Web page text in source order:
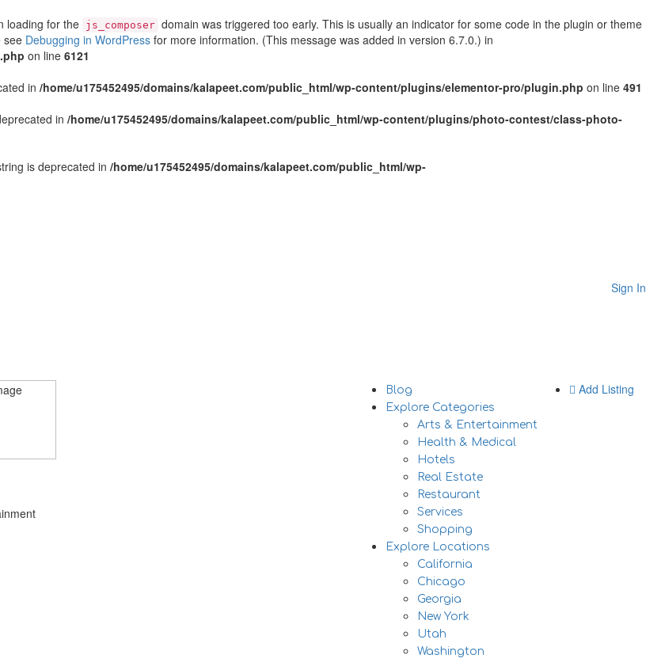
loading for the js_composer domain was triggered too early. This is usually an indicator for some code in the plugin or theme
see Debugging in WordPress for more information. (This message was added in version 6.7.0.) in
on line 6121
in /home/u175452495/domains/kalapeet.com/public_html/wp-content/plugins/elementor-pro/plugin.php on line 491
in /home/u175452495/domains/kalapeet.com/public_html/wp-content/plugins/photo-contest/class-photo-
is deprecated in /home/u175452495/domains/kalapeet.com/public_html/wp-
Sign In
Add Listing
Blog
Explore Categories
Arts & Entertainment
Health & Medical
Hotels
Real Estate
Restaurant
Services
Shopping
Explore Locations
California
Chicago
Georgia
New York
Utah
Washington